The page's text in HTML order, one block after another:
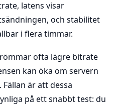
latens visar
och stabilitet
i flera timmar.
ofta lägre bitrate
kan öka om servern
är att dessa
på ett snabbt test: du